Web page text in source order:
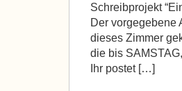
Schreibprojekt
Der vorgegebene
dieses Zimmer
die bis
Ihr postet […]